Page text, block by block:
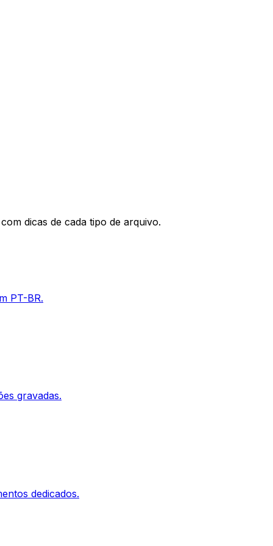
dicas de cada tipo de arquivo.
PT-BR.
gravadas.
dedicados.